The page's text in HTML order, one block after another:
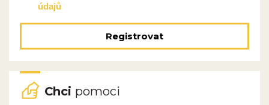
údajů
Registrovat
Chci pomoci